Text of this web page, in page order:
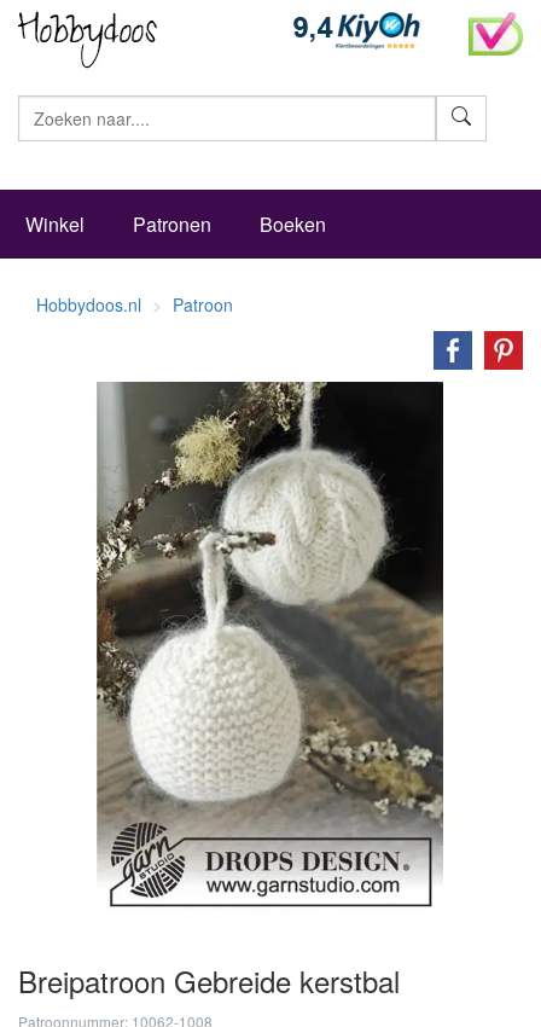
Winkel Patronen Boeken
Hobbydoos.nl Patroon
Breipatroon Gebreide kerstbal
Patroonnummer: 10062-1008